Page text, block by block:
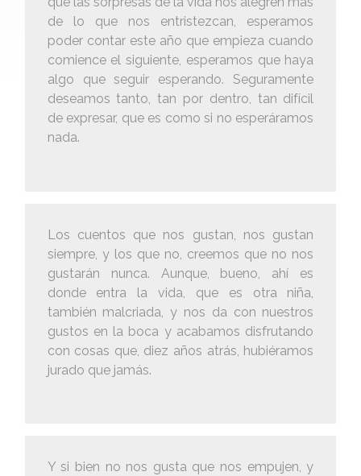
de lo que nos entristezcan, esperamos
poder contar este año que empieza cuando
comience el siguiente, esperamos que haya
algo que seguir esperando. Seguramente
deseamos tanto, tan por dentro, tan difícil
de expresar, que es como si no esperáramos
nada.
Los cuentos que nos gustan, nos gustan
siempre, y los que no, creemos que no nos
gustarán nunca. Aunque, bueno, ahí es
donde entra la vida, que es otra niña,
también malcriada, y nos da con nuestros
gustos en la boca y acabamos disfrutando
con cosas que, diez años atrás, hubiéramos
jurado que jamás.
Y si bien no nos gusta que nos empujen, y